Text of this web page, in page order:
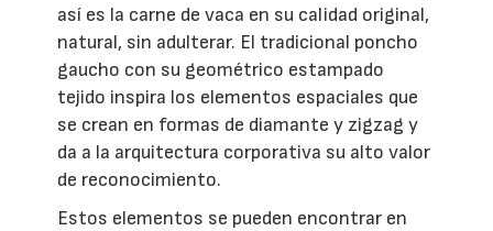
así es la carne de vaca en su calidad original,
natural, sin adulterar. El tradicional poncho
gaucho con su geométrico estampado
tejido inspira los elementos espaciales que
se crean en formas de diamante y zigzag y
da a la arquitectura corporativa su alto valor
de reconocimiento.
Estos elementos se pueden encontrar en